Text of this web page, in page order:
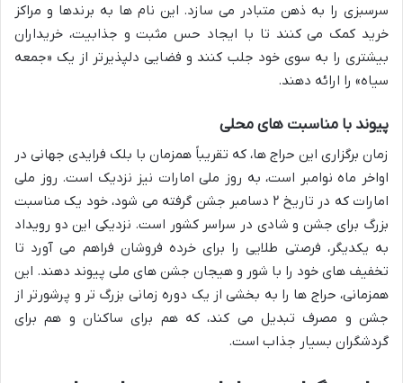
سرسبزی را به ذهن متبادر می سازد. این نام ها به برندها و مراکز
خرید کمک می کنند تا با ایجاد حس مثبت و جذابیت، خریداران
بیشتری را به سوی خود جلب کنند و فضایی دلپذیرتر از یک «جمعه
سیاه» را ارائه دهند.
پیوند با مناسبت های محلی
زمان برگزاری این حراج ها، که تقریباً همزمان با بلک فرایدی جهانی در
اواخر ماه نوامبر است، به روز ملی امارات نیز نزدیک است. روز ملی
امارات که در تاریخ ۲ دسامبر جشن گرفته می شود، خود یک مناسبت
بزرگ برای جشن و شادی در سراسر کشور است. نزدیکی این دو رویداد
به یکدیگر، فرصتی طلایی را برای خرده فروشان فراهم می آورد تا
تخفیف های خود را با شور و هیجان جشن های ملی پیوند دهند. این
همزمانی، حراج ها را به بخشی از یک دوره زمانی بزرگ تر و پرشورتر از
جشن و مصرف تبدیل می کند، که هم برای ساکنان و هم برای
گردشگران بسیار جذاب است.